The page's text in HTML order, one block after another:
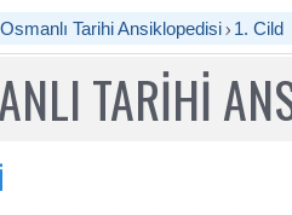
Osmanlı Tarihi Ansiklopedisi 1. Cild
TARİHİ